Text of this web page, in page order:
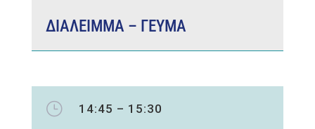
ΔΙΑΛΕΙΜΜΑ – ΓΕΥΜΑ
} 14:45 – 15:30